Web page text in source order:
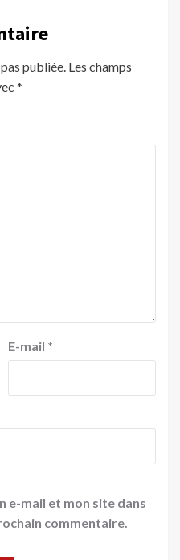
publiée. Les champs
*
E-mail *
e-mail et mon site dans
commentaire.